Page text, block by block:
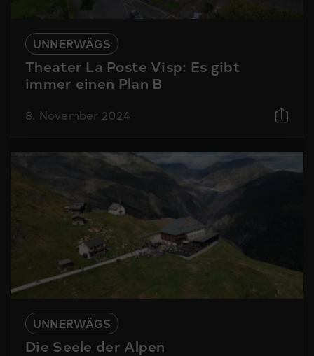
UNNERWÄGS
Theater La Poste Visp: Es gibt
immer einen Plan B
8. November 2024
UNNERWÄGS
Die Seele der Alpen